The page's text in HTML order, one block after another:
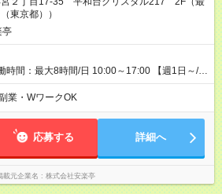
東京都））
亭
時間：最大8時間/日 10:00～17:00 【週1日～/1
＊レギュラー勤務ももちろん大歓迎！ 「子ど
時間」 「ランチタイムだけ」 など、家庭の予
業・WワークOK
応募する 詳細へ
載元企業名 株式会社安楽亭